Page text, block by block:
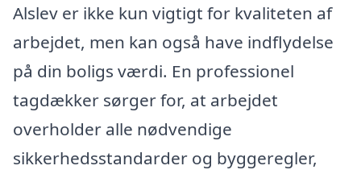
Alslev er ikke kun vigtigt for kvaliteten af
arbejdet, men kan også have indflydelse
på din boligs værdi. En professionel
tagdækker sørger for, at arbejdet
overholder alle nødvendige
sikkerhedsstandarder og byggeregler,